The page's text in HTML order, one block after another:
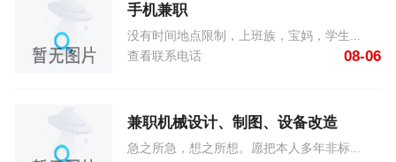
手机兼职
没有时间地点限制，上班族，宝妈，学生...
查看联系电话
08-06
兼职机械设计、制图、设备改造
急之所急，想之所想。愿把本人多年非标...